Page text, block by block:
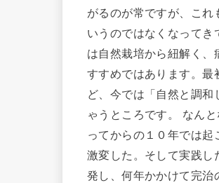
がるのが常ですが、これ
いうのではなくなってき
は自然栽培から紐解く
すすめではあります。最
ど、今では「自然と調
ゃうところです。 なん
ってからの１０年では
激変した。そして実践し
発し、何年かかけて完治